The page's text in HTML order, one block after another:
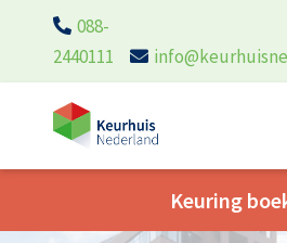
088-
2440111
Keuring